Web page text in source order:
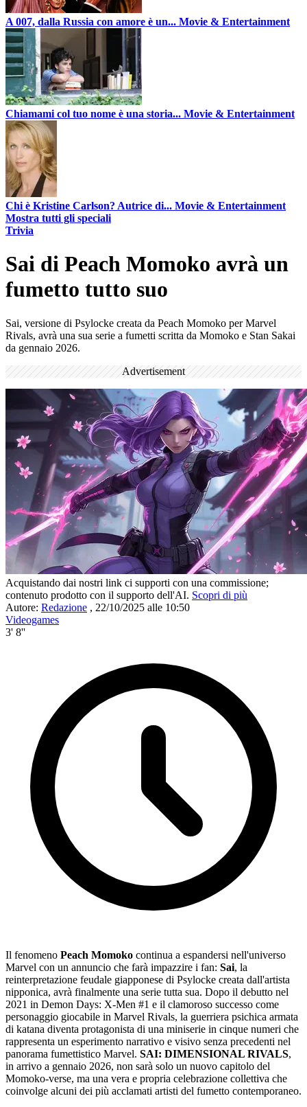
A 007, dalla Russia con amore è un... Movie & Entertainment
Chiamami col tuo nome è una storia... Movie & Entertainment
Chi è Kristine Carlson? Autrice di... Movie & Entertainment
Mostra tutti gli speciali
Trivia
Sai di Peach Momoko avrà un
fumetto tutto suo
Sai, versione di Psylocke creata da Peach Momoko per Marvel
Rivals, avrà una sua serie a fumetti scritta da Momoko e Stan Sakai
da gennaio 2026.
Advertisement
Acquistando dai nostri link ci supporti con una commissione;
contenuto prodotto con il supporto dell'AI. Scopri di più
Autore: Redazione , 22/10/2025 alle 10:50
Videogames
3' 8''
Il fenomeno Peach Momoko continua a espandersi nell'universo
Marvel con un annuncio che farà impazzire i fan: Sai, la
reinterpretazione feudale giapponese di Psylocke creata dall'artista
nipponica, avrà finalmente una serie tutta sua. Dopo il debutto nel
2021 in Demon Days: X-Men #1 e il clamoroso successo come
personaggio giocabile in Marvel Rivals, la guerriera psichica armata
di katana diventa protagonista di una miniserie in cinque numeri che
rappresenta un esperimento narrativo e visivo senza precedenti nel
panorama fumettistico Marvel. SAI: DIMENSIONAL RIVALS,
in arrivo a gennaio 2026, non sarà solo un nuovo capitolo del
Momoko-verse, ma una vera e propria celebrazione collettiva che
coinvolge alcuni dei più acclamati artisti del fumetto contemporaneo.